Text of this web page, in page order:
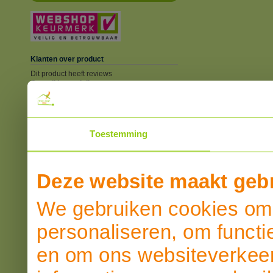
Toestemming
Deze website maakt
We gebruiken cookies
personaliseren, om
en om ons
Klanten over product
Dit product heeft reviews
Overall beoordeling
SCHRIJF EEN REVIEW